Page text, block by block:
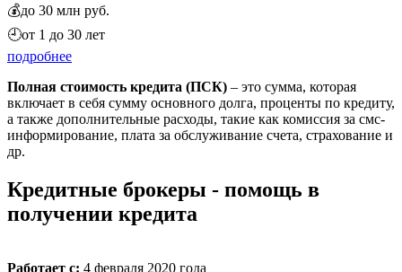
💰до 30 млн руб.
🕘от 1 до 30 лет
подробнее
Полная стоимость кредита (ПСК) – это сумма, которая
включает в себя сумму основного долга, проценты по кредиту,
а также дополнительные расходы, такие как комиссия за смс-
информирование, плата за обслуживание счета, страхование и
др.
Кредитные брокеры - помощь в
получении кредита
Работает с: 4 февраля 2020 года